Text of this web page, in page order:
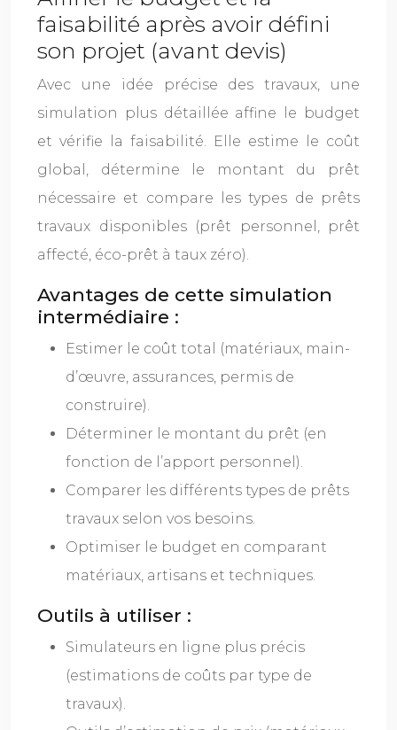
faisabilité après avoir défini
son projet (avant devis)
Avec une idée précise des travaux, une
simulation plus détaillée affine le budget
et vérifie la faisabilité. Elle estime le coût
global, détermine le montant du prêt
nécessaire et compare les types de prêts
travaux disponibles (prêt personnel, prêt
affecté, éco-prêt à taux zéro).
Avantages de cette simulation
intermédiaire :
Estimer le coût total (matériaux, main-
d’œuvre, assurances, permis de
construire).
Déterminer le montant du prêt (en
fonction de l’apport personnel).
Comparer les différents types de prêts
travaux selon vos besoins.
Optimiser le budget en comparant
matériaux, artisans et techniques.
Outils à utiliser :
Simulateurs en ligne plus précis
(estimations de coûts par type de
travaux).